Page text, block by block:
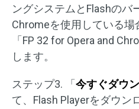
ングシステムとFlashのバ
Chromeを使用している
「FP 32 for Opera and
します。
ステップ3. 「 今すぐダウ
て、Flash Playerをダウン